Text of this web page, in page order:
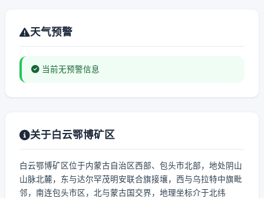
天气预警
当前无预警信息
关于白云鄂博矿区
白云鄂博矿区位于内蒙古自治区西部、包头市北部，地处阴山
山脉北麓，东与达尔罕茂明安联合旗接壤，西与乌拉特中旗毗
邻，南连包头市区，北与蒙古国交界，地理坐标介于北纬